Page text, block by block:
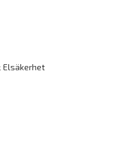
Elsäkerhet